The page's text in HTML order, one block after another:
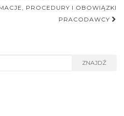
PROCEDURY I OBOWIĄZKI
PRACODAWCY
ZNAJDŹ